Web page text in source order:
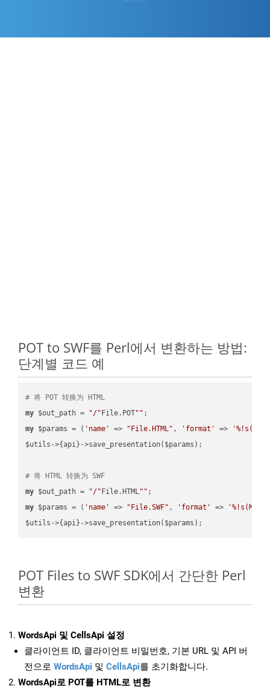
POT to SWF를 Perl에서 변환하는 방법:
단계별 코드 예
# 将 POT 转换为 HTML
my $out_path = "/" File.POT""
my $params = ( 'name' => "File.HTML" , 'format' =>
$utils->{api}->save_presentation($params);
# 将 HTML 转换为 SWF
my $out_path = "/" File.HTML""
my $params = ( 'name' => "File.SWF" , 'format' =>
POT Files to SWF SDK에서 간단한 Perl
변환
WordsApi 및 CellsApi 설정
클라이언트 ID, 클라이언트 비밀번호, 기본 URL 및 API 버
전으로 WordsApi 및 CellsApi를 초기화합니다.
WordsApi로 POT를 HTML로 변환